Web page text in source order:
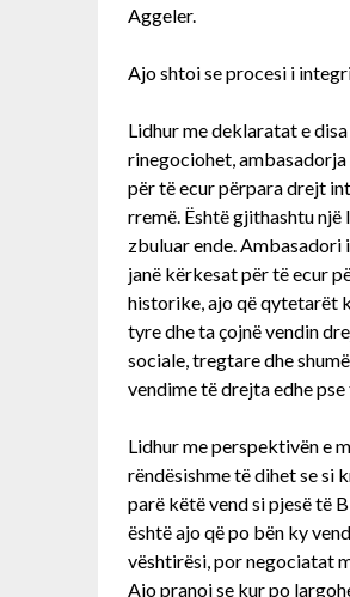
Aggeler.
Ajo shtoi se procesi i
Lidhur me deklaratat e
rinegociohet,
për të ecur përpara drejt
rremë. Është gjithashtu një
zbuluar ende. Ambasadori
janë kërkesat për të ecur
historike, ajo që qytetarët
tyre dhe ta çojnë vendin
sociale, tregtare dhe
vendime të drejta edhe
Lidhur me perspektivën e
rëndësishme të dihet se si
parë këtë vend si pjesë të
është ajo që po bën ky
vështirësi, por negociatat
Ajo pranoi se kur po